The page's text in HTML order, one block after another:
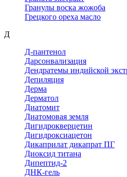
Гранулы воска жожоба
Грецкого ореха масло
Д
Д-пантенол
Дарсонвализация
Дендратемы индийской
Депиляция
Дерма
Дерматол
Диатомит
Диатомовая земля
Дигидрокверцетин
Дигидроксиацетон
Дикаприлат дикапрат ПГ
Диоксид титана
Дипептид-2
ДНК-гель